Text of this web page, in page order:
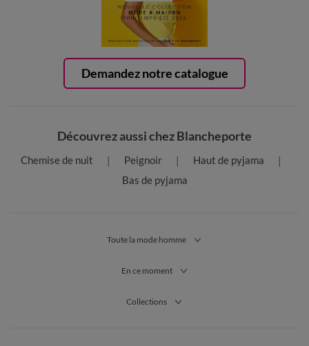
Demandez notre catalogue
Découvrez aussi chez Blancheporte
Chemise de nuit Peignoir
Haut de pyjama
Bas de pyjama
Toute la mode homme
En ce moment
Collections